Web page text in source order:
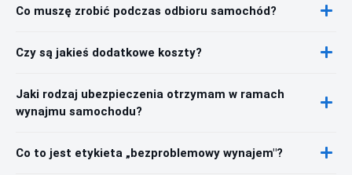
Co muszę zrobić podczas odbioru samochód?
Czy są jakieś dodatkowe koszty?
Jaki rodzaj ubezpieczenia otrzymam w ramach
wynajmu samochodu?
Co to jest etykieta „bezproblemowy wynajem"?